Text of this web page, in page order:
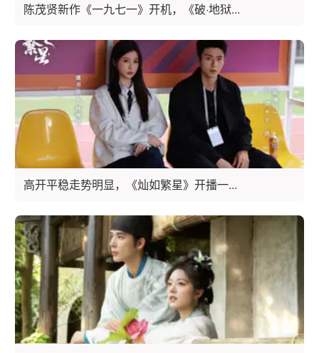
陈茂贤新作《一九七一》开机，《破·地狱...
高开平稳走势明显，《灿如繁星》开播一...